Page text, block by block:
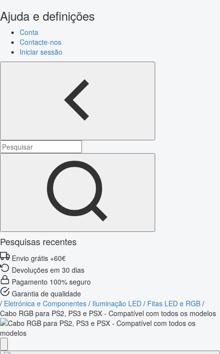
Ajuda e definições
Conta
Contacte-nos
Iniciar sessão
Pesquisas recentes
Envio grátis +60€
Devoluções em 30 dias
Pagamento 100% seguro
Garantia de qualidade
/ Eletrónica e Componentes / Iluminação LED / Fitas LED e RGB /
Cabo RGB para PS2, PS3 e PSX - Compatível com todos os modelos